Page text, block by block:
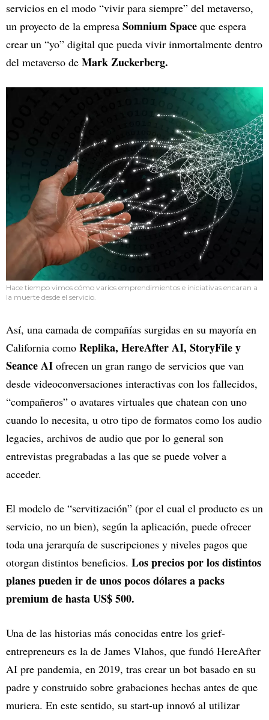
servicios en el modo “vivir para siempre” del metaverso,
un proyecto de la empresa Somnium Space que espera
crear un “yo” digital que pueda vivir inmortalmente dentro
del metaverso de Mark Zuckerberg.
Hace tiempo vimos cómo varios emprendimientos e iniciativas encaran a
la muerte desde el servicio.
Así, una camada de compañías surgidas en su mayoría en
California como Replika, HereAfter AI, StoryFile y
Seance AI ofrecen un gran rango de servicios que van
desde videoconversaciones interactivas con los fallecidos,
“compañeros” o avatares virtuales que chatean con uno
cuando lo necesita, u otro tipo de formatos como los audio
legacies, archivos de audio que por lo general son
entrevistas pregrabadas a las que se puede volver a
acceder.
El modelo de “servitización” (por el cual el producto es un
servicio, no un bien), según la aplicación, puede ofrecer
toda una jerarquía de suscripciones y niveles pagos que
otorgan distintos beneficios. Los precios por los distintos
planes pueden ir de unos pocos dólares a packs
premium de hasta US$ 500.
Una de las historias más conocidas entre los grief-
entrepreneurs es la de James Vlahos, que fundó HereAfter
AI pre pandemia, en 2019, tras crear un bot basado en su
padre y construido sobre grabaciones hechas antes de que
muriera. En este sentido, su start-up innovó al utilizar